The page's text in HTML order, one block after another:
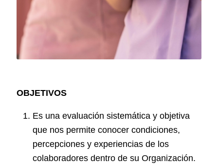
OBJETIVOS
Es una evaluación sistemática y objetiva
que nos permite conocer condiciones,
percepciones y experiencias de los
colaboradores dentro de su Organización.